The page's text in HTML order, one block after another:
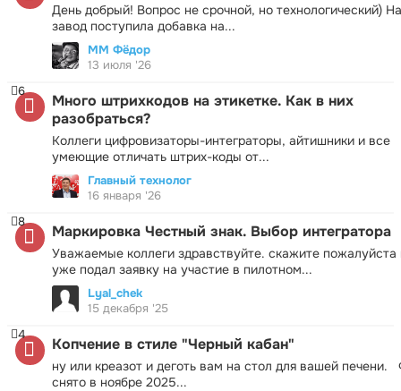
День добрый! Вопрос не срочной, но технологический) На
завод поступила добавка на...
ММ Фёдор
13 июля '26
Много штрихкодов на этикетке. Как в них
разобраться?
Коллеги цифровизаторы-интеграторы, айтишники и все
умеющие отличать штрих-коды от...
6
Главный технолог
16 января '26
Маркировка Честный знак. Выбор интегратора
Уважаемые коллеги здравствуйте. скажите пожалуйста
уже подал заявку на участие в пилотном...
8
Lyal_chek
15 декабря '25
Копчение в стиле "Черный кабан"
ну или креазот и деготь вам на стол для вашей печени.
снято в ноябре 2025...
4